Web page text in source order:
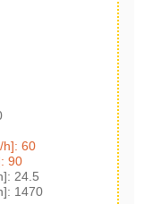
h]: 60
90
24.5
1470